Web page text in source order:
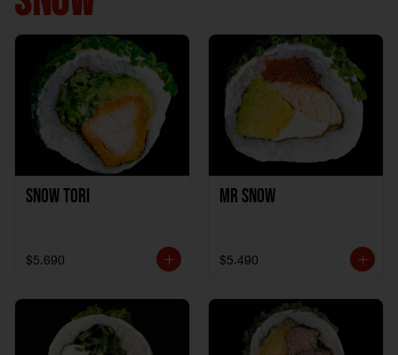
Snow Tori
$5.690
Mr Snow
$5.490